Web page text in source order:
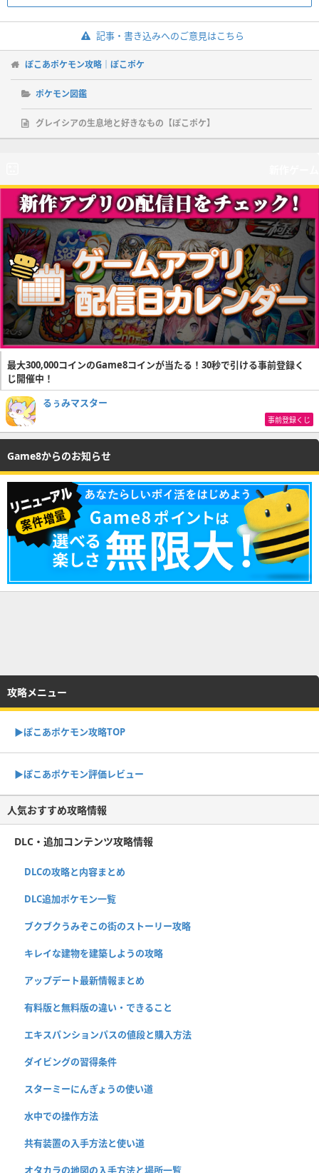
記事・書き込みへのご意見はこちら
ぽこあポケモン攻略｜ぽこポケ
ポケモン図鑑
グレイシアの生息地と好きなもの【ぽこポケ】
最大300,000コインのGame8コインが当たる！30秒で引ける事前登録く
じ開催中！
るぅみマスター
事前登録くじ
Game8からのお知らせ
攻略メニュー
▶︎ぽこあポケモン攻略TOP
▶︎ぽこあポケモン評価レビュー
人気おすすめ攻略情報
DLC・追加コンテンツ攻略情報
DLCの攻略と内容まとめ
DLC追加ポケモン一覧
ブクブクうみぞこの街のストーリー攻略
キレイな建物を建築しようの攻略
アップデート最新情報まとめ
有料版と無料版の違い・できること
エキスパンションパスの値段と購入方法
ダイビングの習得条件
スターミーにんぎょうの使い道
水中での操作方法
共有装置の入手方法と使い道